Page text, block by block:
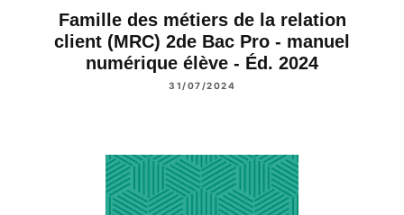
Famille des métiers de la relation
client (MRC) 2de Bac Pro - manuel
numérique élève - Éd. 2024
31/07/2024